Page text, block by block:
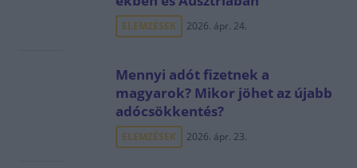
ELEMZÉSEK 2026. ápr. 24.
Mennyi adót fizetnek a
magyarok? Mikor jöhet az újabb
adócsökkentés?
ELEMZÉSEK 2026. ápr. 23.